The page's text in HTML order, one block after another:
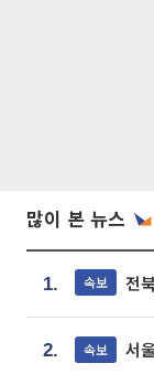
많이 본 뉴스
1. 속보 전
2. 속보 서